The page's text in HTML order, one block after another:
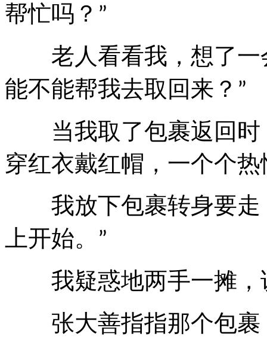
帮忙吗？ ”
老人看看我，想了一
能不能帮我去取回来？ ”
当我取了包裹返回时
穿红衣戴红帽，一个个
我放下包裹转身要走
上开始。
”
我疑惑地两手一摊，
张大善指指那个包裹